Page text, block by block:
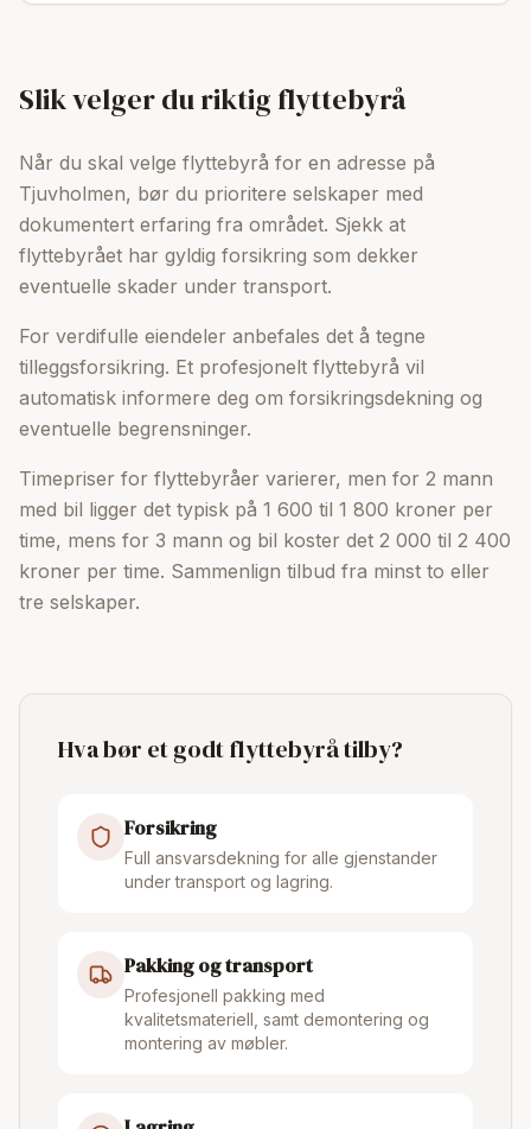
Slik velger du riktig flyttebyrå
Når du skal velge flyttebyrå for en adresse på
Tjuvholmen, bør du prioritere selskaper med
dokumentert erfaring fra området. Sjekk at
flyttebyrået har gyldig forsikring som dekker
eventuelle skader under transport.
For verdifulle eiendeler anbefales det å tegne
tilleggsforsikring. Et profesjonelt flyttebyrå vil
automatisk informere deg om forsikringsdekning og
eventuelle begrensninger.
Timepriser for flyttebyråer varierer, men for 2 mann
med bil ligger det typisk på 1 600 til 1 800 kroner per
time, mens for 3 mann og bil koster det 2 000 til 2 400
kroner per time. Sammenlign tilbud fra minst to eller
tre selskaper.
Hva bør et godt flyttebyrå tilby?
Forsikring
Full ansvarsdekning for alle gjenstander
under transport og lagring.
Pakking og transport
Profesjonell pakking med
kvalitetsmateriell, samt demontering og
montering av møbler.